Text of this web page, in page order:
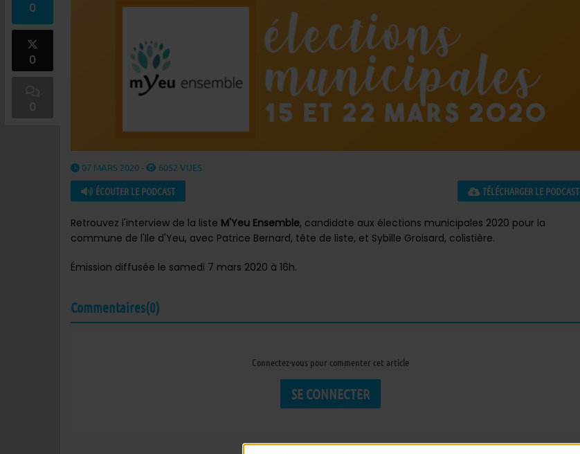
0
0
0
07 MARS 2020 - 6052 VUES
ÉCOUTER LE PODCAST TÉLÉCHARGER LE PODCAST
Retrouvez l'interview de la liste M'Yeu Ensemble, candidate aux élections municipales 2020 pour la
commune de l'Ile d'Yeu, avec Patrice Bernard, tête de liste, et Sybille Groisard, colistière.
Émission diffusée le samedi 7 mars 2020 à 16h.
Commentaires(0)
Connectez-vous pour commenter cet article
SE CONNECTER